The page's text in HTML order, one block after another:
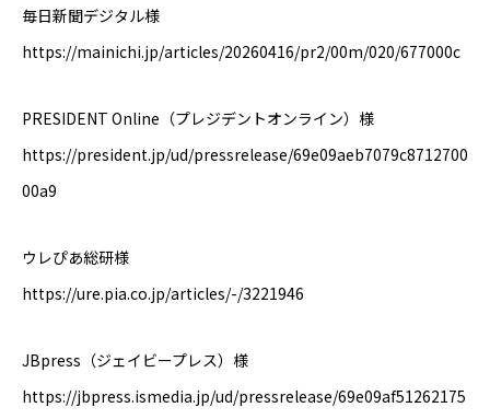
毎日新聞デジタル様
https://mainichi.jp/articles/20260416/pr2/00m/020/677000c
PRESIDENT Online（プレジデントオンライン）様
https://president.jp/ud/pressrelease/69e09aeb7079c8712700
00a9
ウレぴあ総研様
https://ure.pia.co.jp/articles/-/3221946
JBpress（ジェイビープレス）様
https://jbpress.ismedia.jp/ud/pressrelease/69e09af51262175